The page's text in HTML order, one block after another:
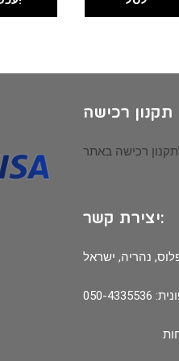
תקנון רכישה
רכישה באתר
יצירת קשר:
נהריה, ישראל